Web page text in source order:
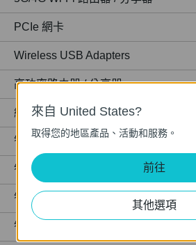
PCIe 網卡
Wireless USB Adapters
高功率路由器 / 分享器
網路攝影機
智慧型插座
智慧型燈泡
智慧開關
智慧感應器
來自 United States?
取得您的地區產品、活動和服務。
前往
其他選項